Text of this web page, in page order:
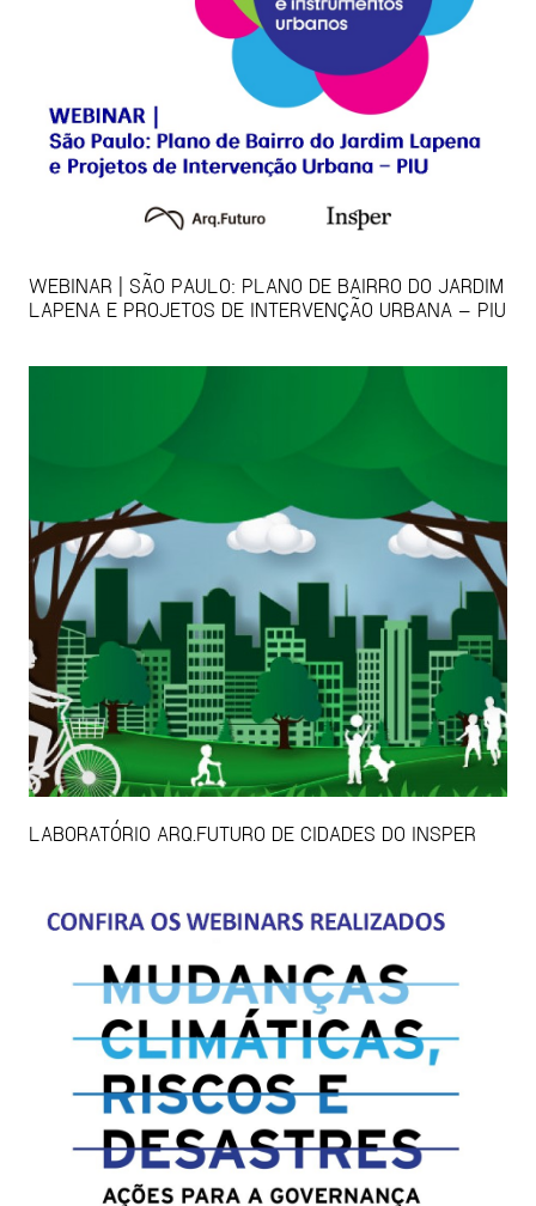
WEBINAR | SÃO PAULO: PLANO DE BAIRRO DO JARDIM
LAPENA E PROJETOS DE INTERVENÇÃO URBANA – PIU
LABORATÓRIO ARQ.FUTURO DE CIDADES DO INSPER